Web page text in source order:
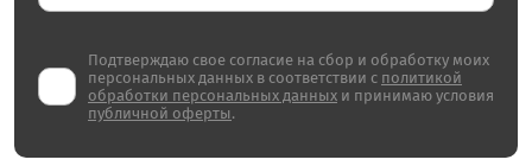
Подтверждаю свое согласие на сбор и обработку моих
персональных данных в соответствии с политикой
обработки персональных данных и принимаю условия
публичной оферты.